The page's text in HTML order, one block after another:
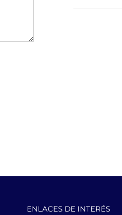
ENLACES DE INTERÉS